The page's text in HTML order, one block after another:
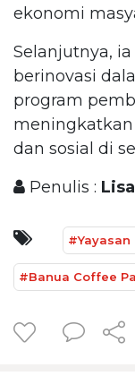
ekonomi
Selanjutnya,
berinovasi
program
dan sosial di
Penulis :
#Yayasan
#Banua Coffee